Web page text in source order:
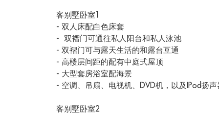
客别墅卧室1
- 双人床配白色床套
- 双褶门可通往私人阳台和私人泳池
- 双褶门可与露天生活的和露台互通
- 高楼层间距的配有中庭式屋顶
- 大型套房浴室配海景
- 空调、吊扇、电视机、DVD机，以及IPod扬声
客别墅卧室2